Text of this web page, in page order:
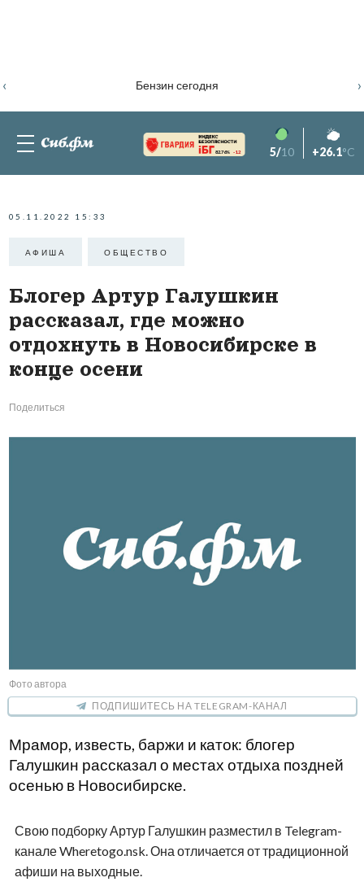
Бензин сегодня
‹ ›
82.76% -1.2 5/10 +26.1°C
05.11.2022 15:33
АФИША ОБЩЕСТВО
Блогер Артур Галушкин
рассказал, где можно
отдохнуть в Новосибирске в
конце осени
Поделиться
Фото автора
ПОДПИШИТЕСЬ НА TELEGRAM-КАНАЛ
Мрамор, известь, баржи и каток: блогер
Галушкин рассказал о местах отдыха поздней
осенью в Новосибирске.
Свою подборку Артур Галушкин разместил в Telegram-
канале Wheretogo.nsk. Она отличается от традиционной
афиши на выходные.